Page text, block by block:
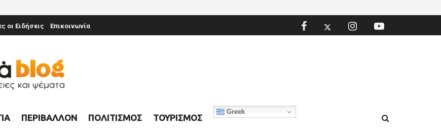
οι Ειδήσεις Επικοινωνία
ΠΕΡΙΒΆΛΛΟΝ ΠΟΛΙΤΙΣΜΌΣ ΤΟΥΡΙΣΜΌΣ
Greek